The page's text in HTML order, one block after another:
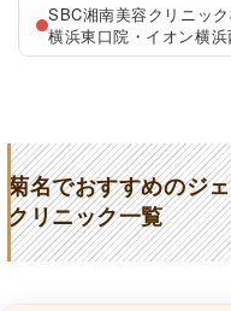
SBC湘南美容クリニック
横浜東口院・イオン横
きくな小児科皮ふ科内
菊名記念AAクリニック
菊名でおすすめのジ
クリニック一覧